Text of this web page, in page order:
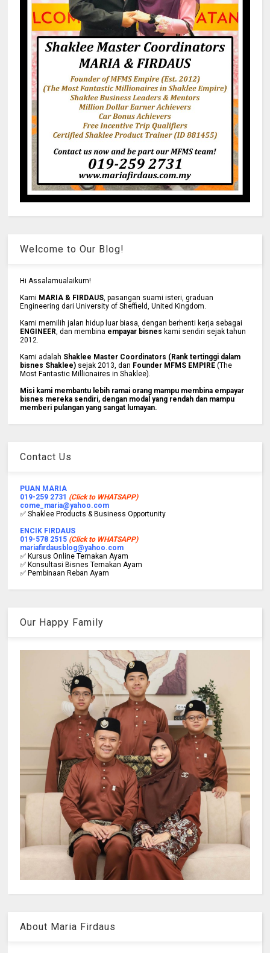
Welcome to Our Blog!
Hi Assalamualaikum!
Kami MARIA & FIRDAUS , pasangan suami isteri, graduan
Engineering dari University of Sheffield, United Kingdom.
Kami memilih jalan hidup luar biasa, dengan berhenti kerja sebagai
ENGINEER , dan membina empayar bisnes kami sendiri sejak tahun
2012.
Kami adalah Shaklee Master Coordinators (Rank tertinggi dalam
bisnes Shaklee) sejak 2013, dan Founder MFMS EMPIRE (The
Most Fantastic Millionaires in Shaklee).
Misi kami membantu lebih ramai orang mampu membina empayar
bisnes mereka sendiri, dengan modal yang rendah dan mampu
memberi pulangan yang sangat lumayan.
Contact Us
PUAN MARIA
019-259 2731 (Click to WHATSAPP)
come_maria@yahoo.com
✅ Shaklee Products & Business Opportunity
ENCIK FIRDAUS
019-578 2515 (Click to WHATSAPP)
mariafirdausblog@yahoo.com
✅ Kursus Online Ternakan Ayam
✅ Konsultasi Bisnes Ternakan Ayam
✅ Pembinaan Reban Ayam
Our Happy Family
About Maria Firdaus